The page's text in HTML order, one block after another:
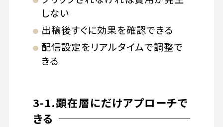
しない
出稿後すぐに効果を確認できる
配信設定をリアルタイムで調整で
きる
3-1.顕在層にだけアプローチで
きる